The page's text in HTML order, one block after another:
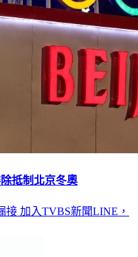
抵制北京冬奧
接 加入TVBS新聞LINE，